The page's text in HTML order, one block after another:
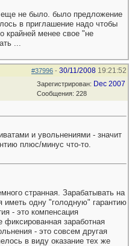
еще не было. было предложение
в приглашение надо чтобы
крайней менее свое "не
...
#37996 - 30/11/2008 19:21:52
Зарегистрирован: Dec 2007
Сообщения: 228
и увольнениями - значит
плюс/минус что-то.
странная. Зарабатывать на
иметь одну "голодную" гарантию
- это компенсация
фиксированная заработная
- это совсем другая
в виду оказание тех же